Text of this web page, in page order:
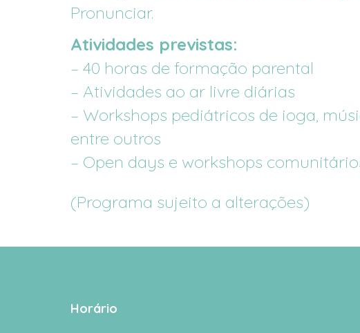
Pronunciar.
Atividades previstas:
– 40 horas de formação parental
– Atividades ao ar livre diárias
– Workshops pediátricos de ioga,
entre outros
– Open days e workshops
(Programa sujeito a alterações)
Horário